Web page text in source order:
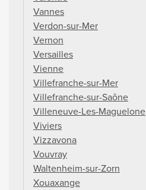
Vannes
Verdon-sur-Mer
Vernon
Versailles
Vienne
Villefranche-sur-Mer
Villefranche-sur-Saône
Villeneuve-Les-Maguelone
Viviers
Vizzavona
Vouvray
Waltenheim-sur-Zorn
Xouaxange